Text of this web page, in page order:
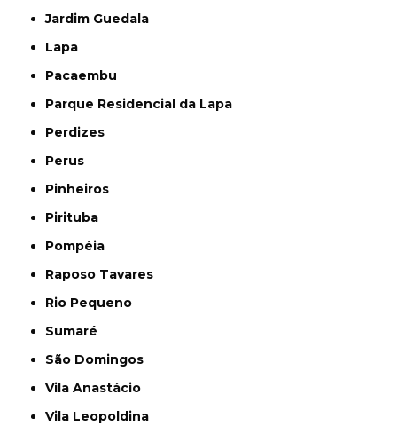
Jardim Guedala
Lapa
Pacaembu
Parque Residencial da Lapa
Perdizes
Perus
Pinheiros
Pirituba
Pompéia
Raposo Tavares
Rio Pequeno
Sumaré
São Domingos
Vila Anastácio
Vila Leopoldina